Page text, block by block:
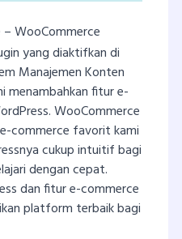
WooCommerce
yang diaktifkan di
Manajemen Konten
menambahkan fitur e-
WooCommerce
commerce favorit kami
cukup intuitif bagi
dengan cepat.
dan fitur e-commerce
platform terbaik bagi